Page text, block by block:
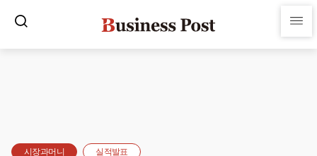
시장과머니 실적발표